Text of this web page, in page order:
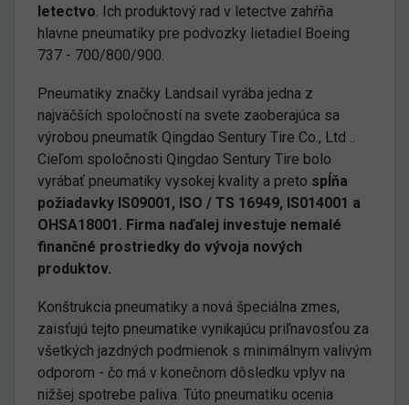
letectvo. Ich produktový rad v letectve zahŕňa
hlavne pneumatiky pre podvozky lietadiel Boeing
737 - 700/800/900.
Pneumatiky značky Landsail vyrába jedna z
najväčších spoločností na svete zaoberajúca sa
výrobou pneumatík Qingdao Sentury Tire Co., Ltd ..
Cieľom spoločnosti Qingdao Sentury Tire bolo
vyrábať pneumatiky vysokej kvality a preto spĺňa
požiadavky IS09001, ISO / TS 16949, IS014001 a
OHSA18001. Firma naďalej investuje nemalé
finančné prostriedky do vývoja nových
produktov.
Konštrukcia pneumatiky a nová špeciálna zmes,
zaisťujú tejto pneumatike vynikajúcu priľnavosťou za
všetkých jazdných podmienok s minimálnym valivým
odporom - čo má v konečnom dôsledku vplyv na
nižšej spotrebe paliva. Túto pneumatiku ocenia